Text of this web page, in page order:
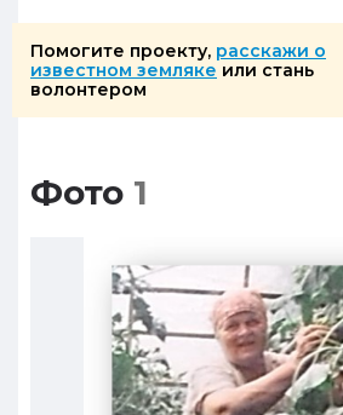
Помогите проекту, расскажи о
известном земляке или стань
волонтером
Фото 1